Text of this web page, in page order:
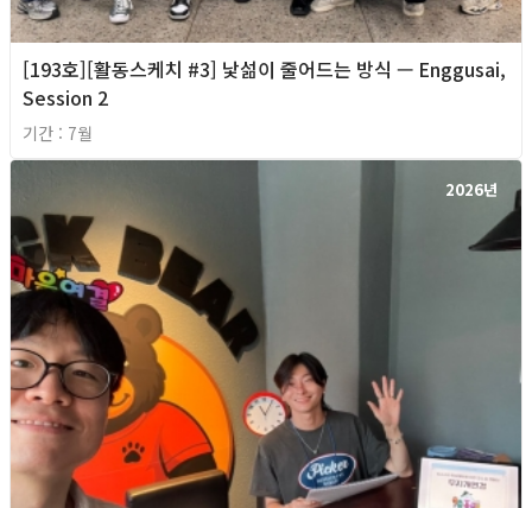
[193호][활동스케치 #3] 낯섦이 줄어드는 방식 — Enggusai,
Session 2
기간 : 7월
2026년